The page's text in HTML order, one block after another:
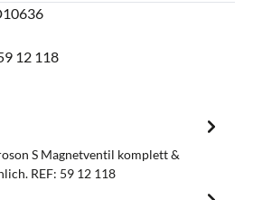
12 118
S Magnetventil komplett &
REF: 59 12 118